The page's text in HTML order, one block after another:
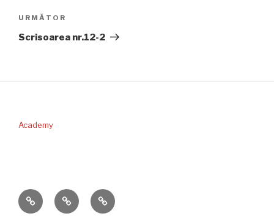
Articolul
următor
URMĂTOR
Scrisoarea nr.12-2
Academy
PERICOPA
SĂPTĂMÂNII
DONAŢIICONTACT